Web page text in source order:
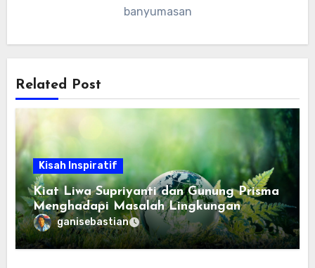
banyumasan
Related Post
Kisah Inspiratif
Kiat Liwa Supriyanti dan Gunung Prisma
Menghadapi Masalah Lingkungan
ganisebastian